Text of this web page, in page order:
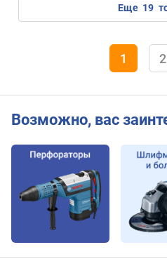
л
л
н
м
еще 19
1 2
Возможно, вас